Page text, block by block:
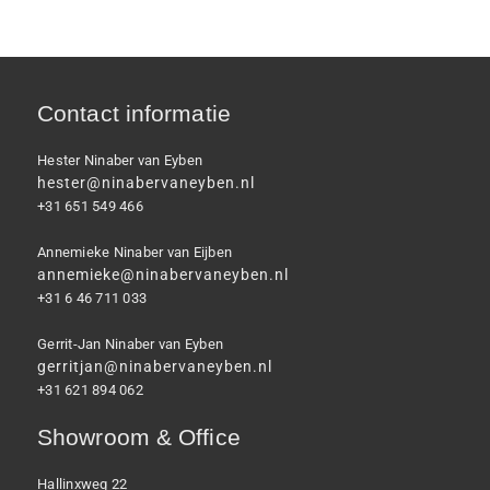
Contact informatie
Hester Ninaber van Eyben
hester@ninabervaneyben.nl
+31 651 549 466
Annemieke Ninaber van Eijben
annemieke@ninabervaneyben.nl
+31 6 46 711 033
Gerrit-Jan Ninaber van Eyben
gerritjan@ninabervaneyben.nl
+31 621 894 062
Showroom & Office
Hallinxweg 22